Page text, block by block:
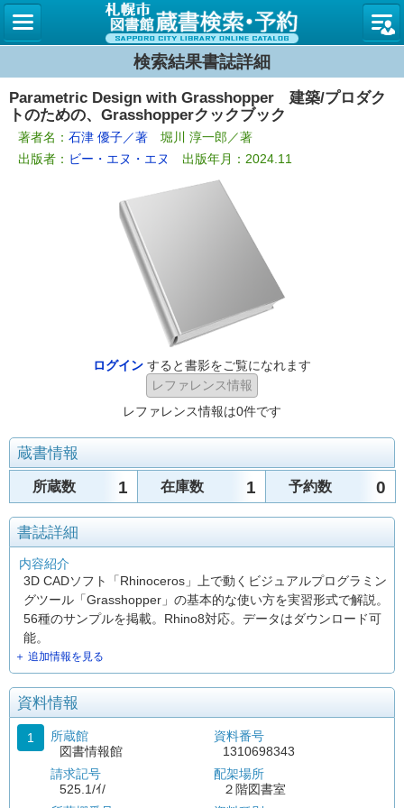
札幌市
検索結果書誌詳細
Parametric Design with Grasshopper 建築/プロダク
トのための、Grasshopperクックブック
著者名： 石津 優子／著 堀川 淳一郎／著
出版者： ビー・エヌ・エヌ 出版年月：2024.11
ログイン すると書影をご覧になれます
レファレンス情報は0件です
蔵書情報
所蔵数 1 在庫数 1 予約数 0
書誌詳細
内容紹介
3D CADソフト「Rhinoceros」上で動くビジュアルプログラミン
グツール「Grasshopper」の基本的な使い方を実習形式で解説。
56種のサンプルを掲載。Rhino8対応。データはダウンロード可
能。
＋ 追加情報を見る
資料情報
1
所蔵館
図書情報館
請求記号
525.1/ｲ/
資料番号
1310698343
配架場所
２階図書室